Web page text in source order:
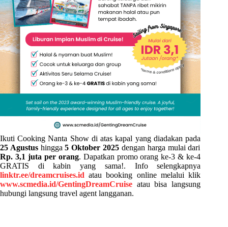
Ikuti Cooking Nanta Show di atas kapal yang diadakan pada
25 Agustushingga5 Oktober 2025 dengan harga mulai dari
Rp. 3,1 juta per orang. Dapatkan promo orang ke-3 & ke-4
GRATIS di kabin yang sama!. Info selengkapnya
linktr.ee/dreamcruises.id atau booking online melalui klik
www.scmedia.id/GentingDreamCruise atau bisa langsung
hubungi langsung travel agent langganan.